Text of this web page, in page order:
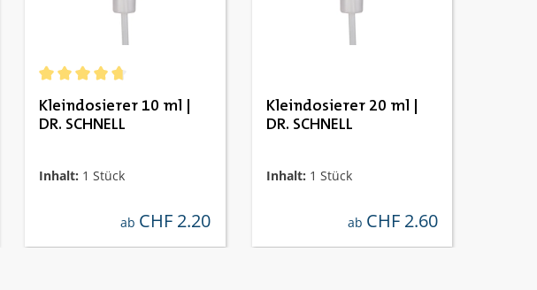
Kleindosierer 10 ml |
DR. SCHNELL
Inhalt: 1 Stück
regulärer preis:
ab CHF 2.20
Kleindosierer 20 ml |
DR. SCHNELL
Inhalt: 1 Stück
regulärer preis:
ab CHF 2.60